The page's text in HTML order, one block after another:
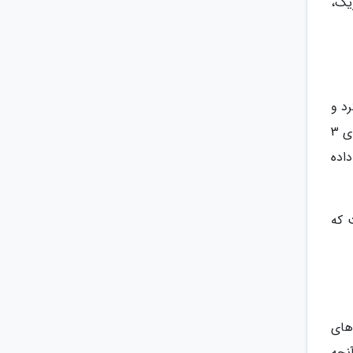
و
در حال حاضر بیش از 15000 دانشجوی آموزش از راه دور در سراسر دنیا می توانند به فراگیری علم بپردازند. جورج بروان دارای 3
که